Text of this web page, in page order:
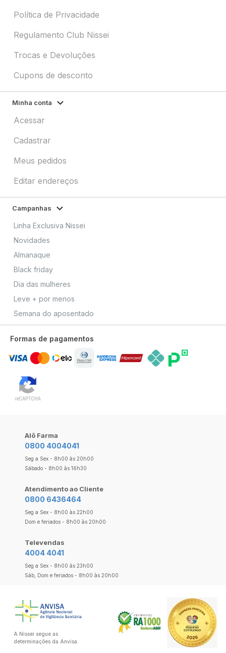
Política de Privacidade
Regulamento Club Nissei
Trocas e Devoluções
Cupons de desconto
Minha conta
Acessar
Cadastrar
Meus pedidos
Editar endereços
Campanhas
Linha Exclusiva Nissei
Novidades
Almanaque
Black friday
Dia das mulheres
Leve + por menos
Semana do aposentado
Formas de pagamentos
Alô Farma
0800 4004041
Seg a Sex - 8h00 às 20h00
Sábado - 8h00 às 16h30
Atendimento ao Cliente
0800 6436464
Seg a Sex - 8h00 às 22h00
Dom e feriados - 8h00 às 20h00
Televendas
4004 4041
Seg a Sex - 8h00 às 23h00
Sáb, Dom e feriados - 8h00 às 20h00
A Nissei segue as
determinações da Anvisa.